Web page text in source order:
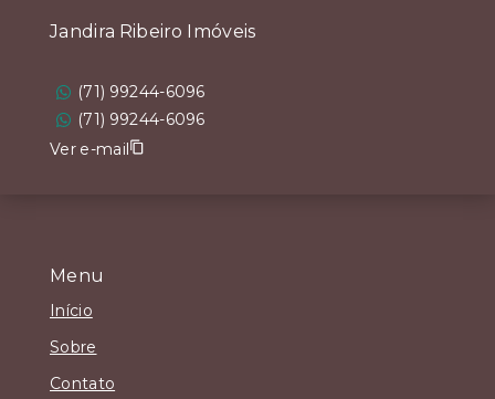
Menu
Início
Sobre
Contato
Jandira Ribeiro Imóveis
(71) 99244-6096
(71) 99244-6096
Ver e-mail